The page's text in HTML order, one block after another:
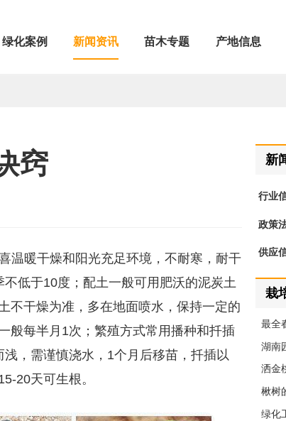
绿化案例 新闻资讯 苗木专题 产地信息
窍
温暖干燥和阳光充足环境，不耐寒，耐干
低于10度；配土一般可用肥沃的泥炭土
不干燥为准，多在地面喷水，保持一定的
般每半月1次；繁殖方式常用播种和扦插
，需谨慎浇水，1个月后移苗，扦插以
20天可生根。
新
行业
政策
供应
栽
最全
湖南
洒金
楸树
绿化